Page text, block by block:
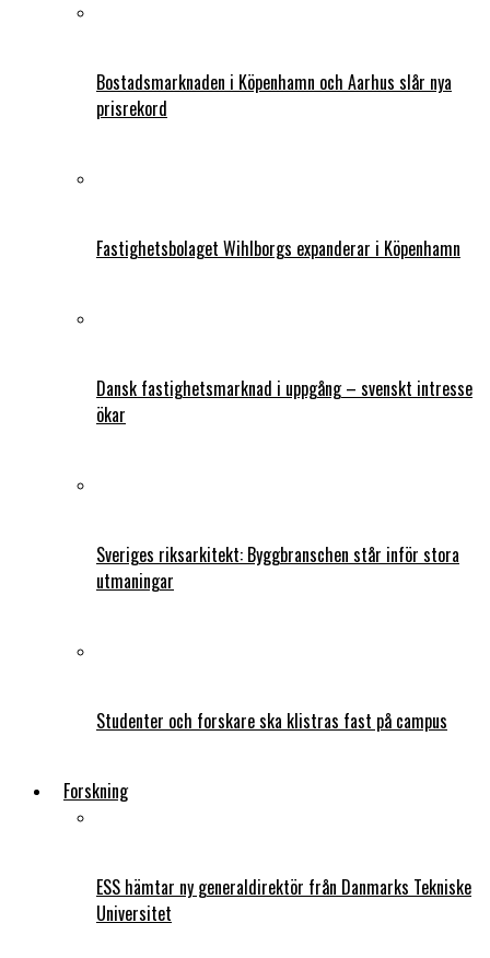
Bostadsmarknaden i Köpenhamn och Aarhus slår nya
prisrekord
Fastighetsbolaget Wihlborgs expanderar i Köpenhamn
Dansk fastighetsmarknad i uppgång – svenskt intresse
ökar
Sveriges riksarkitekt: Byggbranschen står inför stora
utmaningar
Studenter och forskare ska klistras fast på campus
Forskning
ESS hämtar ny generaldirektör från Danmarks Tekniske
Universitet